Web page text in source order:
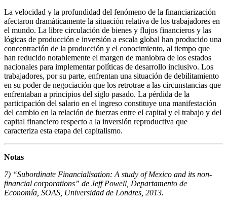
La velocidad y la profundidad del fenómeno de la financiarización
afectaron dramáticamente la situación relativa de los trabajadores en
el mundo. La libre circulación de bienes y flujos financieros y las
lógicas de producción e inversión a escala global han producido una
concentración de la producción y el conocimiento, al tiempo que
han reducido notablemente el margen de maniobra de los estados
nacionales para implementar políticas de desarrollo inclusivo. Los
trabajadores, por su parte, enfrentan una situación de debilitamiento
en su poder de negociación que los retrotrae a las circunstancias que
enfrentaban a principios del siglo pasado. La pérdida de la
participación del salario en el ingreso constituye una manifestación
del cambio en la relación de fuerzas entre el capital y el trabajo y del
capital financiero respecto a la inversión reproductiva que
caracteriza esta etapa del capitalismo.
Notas
7) “Subordinate Financialisation: A study of Mexico and its non-
financial corporations” de Jeff Powell, Departamento de
Economía, SOAS, Universidad de Londres, 2013.